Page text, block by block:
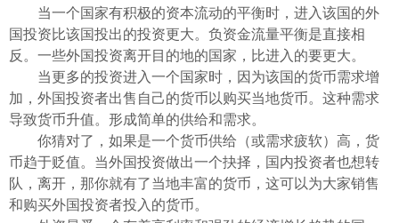
当一个国家有积极的资本流动的平衡时，进入该国的外
国投资比该国投出的投资更大。负资金流量平衡是直接相
反。一些外国投资离开目的地的国家，比进入的要更大。
当更多的投资进入一个国家时，因为该国的货币需求增
加，外国投资者出售自己的货币以购买当地货币。这种需求
导致货币升值。形成简单的供给和需求。
你猜对了，如果是一个货币供给（或需求疲软）高，货
币趋于贬值。当外国投资做出一个抉择，国内投资者也想转
队，离开，那你就有了当地丰富的货币，这可以为大家销售
和购买外国投资者投入的货币。